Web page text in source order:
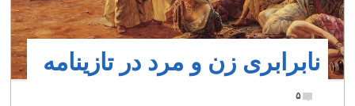
نابرابری زن و مرد در تازینامه
۵